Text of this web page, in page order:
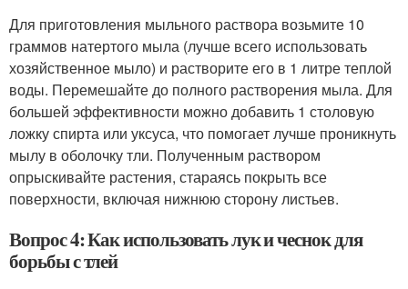
Для приготовления мыльного раствора возьмите 10
граммов натертого мыла (лучше всего использовать
хозяйственное мыло) и растворите его в 1 литре теплой
воды. Перемешайте до полного растворения мыла. Для
большей эффективности можно добавить 1 столовую
ложку спирта или уксуса, что помогает лучше проникнуть
мылу в оболочку тли. Полученным раствором
опрыскивайте растения, стараясь покрыть все
поверхности, включая нижнюю сторону листьев.
Вопрос 4: Как использовать лук и чеснок для
борьбы с тлей